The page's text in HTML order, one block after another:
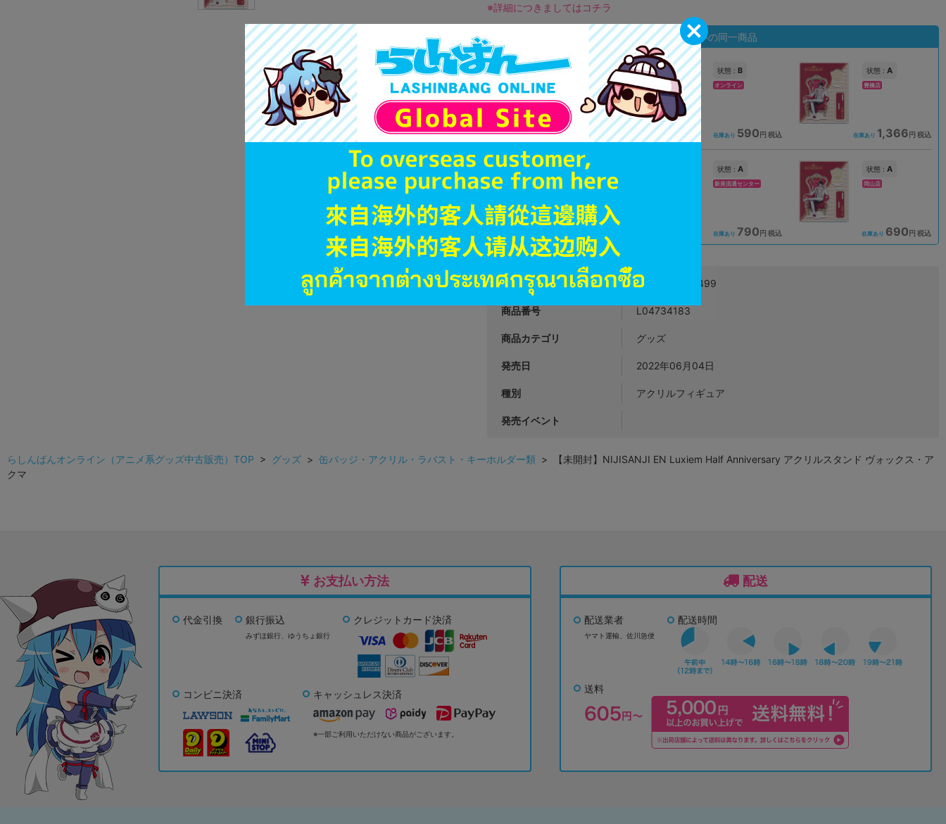
※詳細につきましてはコチラ
状態違いの同一商品
状態 : A
オンライン
在庫あり 590円 税込
状態 : B
オンライン
在庫あり 590円 税込
状態 : A
豊橋店
在庫あり 1,366円 税込
状態 :A
イオンモール甲府昭和店
在庫あり 1,782円 税込
状態 : A
新座流通センター
在庫あり 790 円 税込
状態 : A
岡山店
在庫あり 690 円 税込
JANコード 4580759413499
商品番号 L04734183
商品カテゴリ グッズ
発売日 2022年06月04日
種別 アクリルフィギュア
発売イベント
らしんばんオンライン（アニメ系グッズ中古販売）TOP > グッズ > 缶バッジ・アクリル・ラバスト・キーホルダー類 > 【未開封】NIJISANJI EN Luxiem Half Anniversary アクリルスタンド ヴォックス・ア
クマ
お支払い方法
代金引換 銀行振込
みずほ銀行、 ゆうちょ銀行
クレジットカード決済
コンビニ決済 キャッシュレス決済
※一部ご利用いただけない商品がございます。
配送
配送業者
ヤマト運輸、佐川急便
配送時間
送料